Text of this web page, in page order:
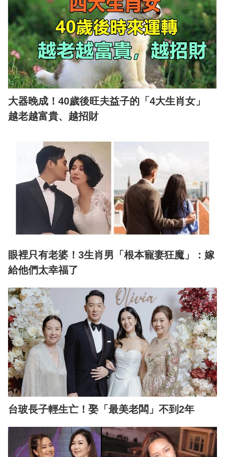
大器晚成！40歲後旺夫益子的「4大生肖女」
越老越富貴、越招財
眼裡只有老婆！3生肖男「根本寵妻狂魔」：嫁
給他們太幸福了
台玻長子輕生亡！娶「最美老闆」不到2年